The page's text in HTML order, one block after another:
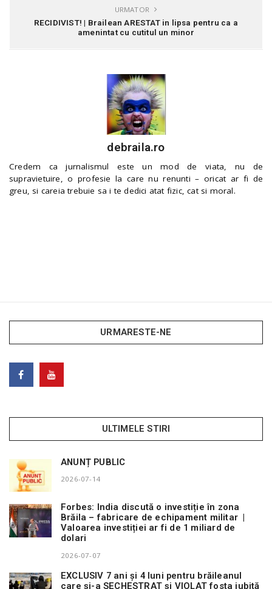
URMATOR
RECIDIVIST! | Brailean ARESTAT in lipsa pentru ca a
amenintat cu cutitul un minor
debraila.ro
Credem ca jurnalismul este un mod de viata, nu de
supravietuire, o profesie la care nu renunti – oricat ar fi de
greu, si careia trebuie sa i te dedici atat fizic, cat si moral.
URMARESTE-NE
ULTIMELE STIRI
ANUNȚ PUBLIC
2026-07-14
Forbes: India discută o investiție în zona
Brăila – fabricare de echipament militar |
Valoarea investiției ar fi de 1 miliard de
dolari
2026-07-07
EXCLUSIV 7 ani și 4 luni pentru brăileanul
care și-a SECHESTRAT și VIOLAT fosta iubită